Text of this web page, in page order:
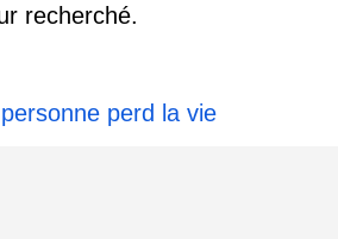
recherché.
perd la vie